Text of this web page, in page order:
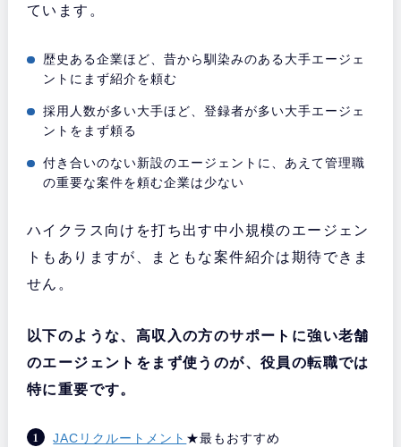
ています。
歴史ある企業ほど、昔から馴染みのある大手エージェ
ントにまず紹介を頼む
採用人数が多い大手ほど、登録者が多い大手エージェ
ントをまず頼る
付き合いのない新設のエージェントに、あえて管理職
の重要な案件を頼む企業は少ない
ハイクラス向けを打ち出す中小規模のエージェン
トもありますが、まともな案件紹介は期待できま
せん。
以下のような、高収入の方のサポートに強い老舗
のエージェントをまず使うのが、役員の転職では
特に重要です。
JACリクルートメント ★最もおすすめ